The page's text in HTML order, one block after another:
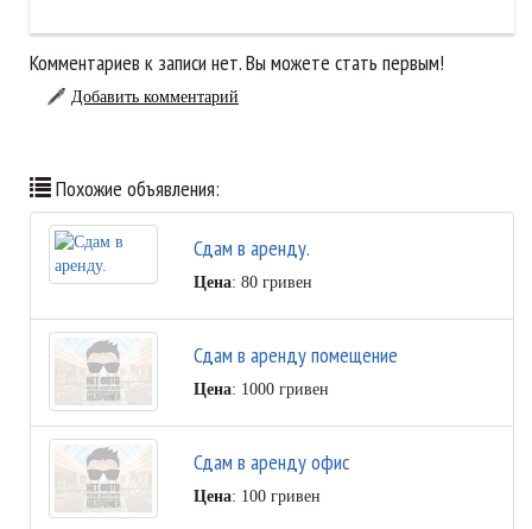
Комментариев к записи нет. Вы можете стать первым!
Добавить комментарий
Похожие объявления:
Сдам в аренду.
Цена: 80 гривен
Сдам в аренду помещение
Цена: 1000 гривен
Сдам в аренду офис
Цена: 100 гривен